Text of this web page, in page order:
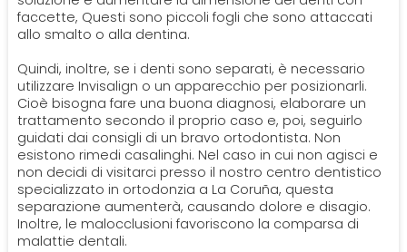
faccette, Questi sono piccoli fogli che sono attaccati
allo smalto o alla dentina.
Quindi, inoltre, se i denti sono separati, è necessario
utilizzare Invisalign o un apparecchio per posizionarli.
Cioè bisogna fare una buona diagnosi, elaborare un
trattamento secondo il proprio caso e, poi, seguirlo
guidati dai consigli di un bravo ortodontista. Non
esistono rimedi casalinghi. Nel caso in cui non agisci e
non decidi di visitarci presso il nostro centro dentistico
specializzato in ortodonzia a La Coruña, questa
separazione aumenterà, causando dolore e disagio.
Inoltre, le malocclusioni favoriscono la comparsa di
malattie dentali.